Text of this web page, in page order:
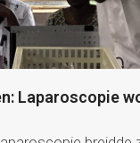
Laparoscopie